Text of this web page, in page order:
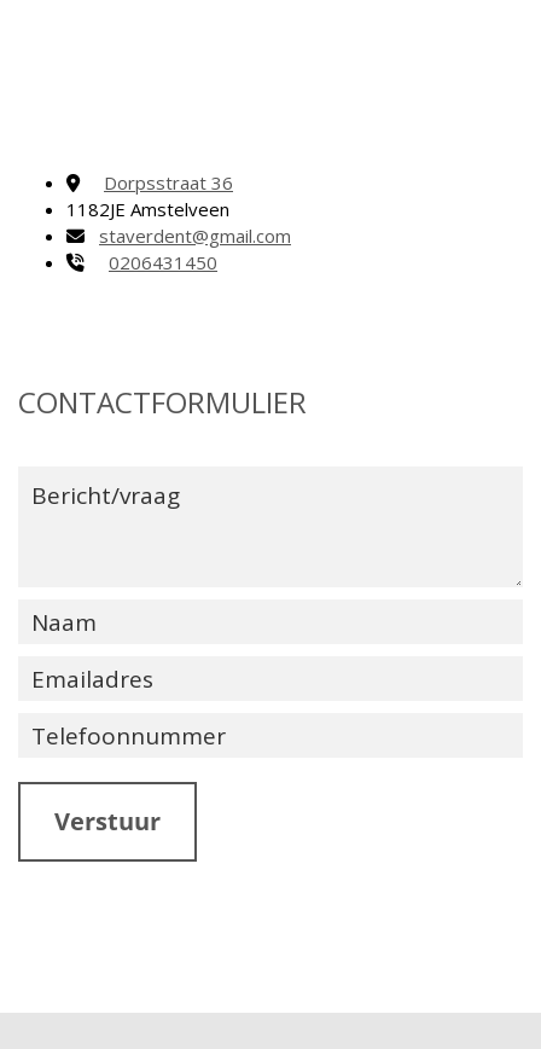

Dorpsstraat 36
1182JE Amstelveen
 staverdent@gmail.com
 0206431450
CONTACTFORMULIER